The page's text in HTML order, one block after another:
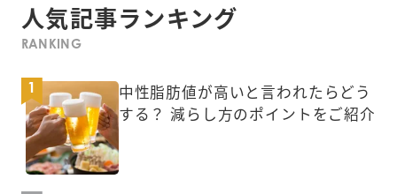
人気記事ランキング
RANKING
中性脂肪値が高いと言われたらどう
する？ 減らし方のポイントをご紹介